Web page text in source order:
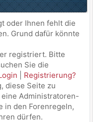
oder Ihnen fehlt die
Grund dafür könnte
registriert. Bitte
Sie die
Registrierung?
diese Seite zu
Administratoren-
in den Forenregeln,
dürfen.